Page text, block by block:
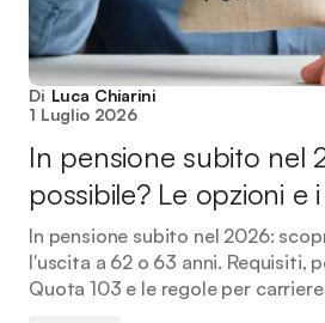
Di Luca Chiarini
1 Luglio 2026
In pensione subito nel
possibile? Le opzioni e
In pensione subito nel 2026:
l'uscita a 62 o 63 anni. Requisiti,
Quota 103 e le regole per